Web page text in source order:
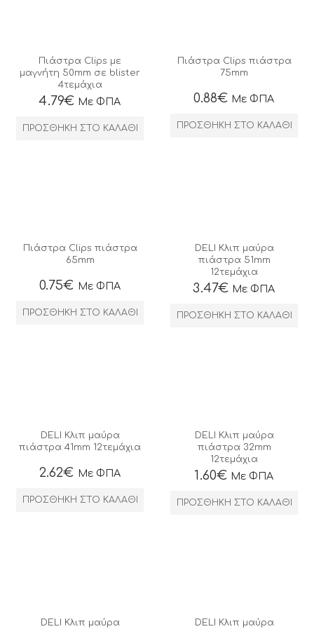
Πιάστρα Clips με
μαγνήτη 50mm σε blister
4τεμάχια
4.79€ Με ΦΠΑ
ΠΡΟΣΘΉΚΗ ΣΤΟ ΚΑΛΆΘΙ
Πιάστρα Clips πιάστρα
75mm
0.88€ Με ΦΠΑ
ΠΡΟΣΘΉΚΗ ΣΤΟ ΚΑΛΆΘΙ
Πιάστρα Clips πιάστρα
65mm
0.75€ Με ΦΠΑ
ΠΡΟΣΘΉΚΗ ΣΤΟ ΚΑΛΆΘΙ
DELI Κλιπ μαύρα
πιάστρα 51mm
12τεμάχια
3.47€ Με ΦΠΑ
ΠΡΟΣΘΉΚΗ ΣΤΟ ΚΑΛΆΘΙ
DELI Κλιπ μαύρα
πιάστρα 41mm 12τεμάχια
2.62€ Με ΦΠΑ
ΠΡΟΣΘΉΚΗ ΣΤΟ ΚΑΛΆΘΙ
DELI Κλιπ μαύρα
πιάστρα 32mm
12τεμάχια
1.60€ Με ΦΠΑ
ΠΡΟΣΘΉΚΗ ΣΤΟ ΚΑΛΆΘΙ
DELI Κλιπ μαύρα
DELI Κλιπ μαύρα